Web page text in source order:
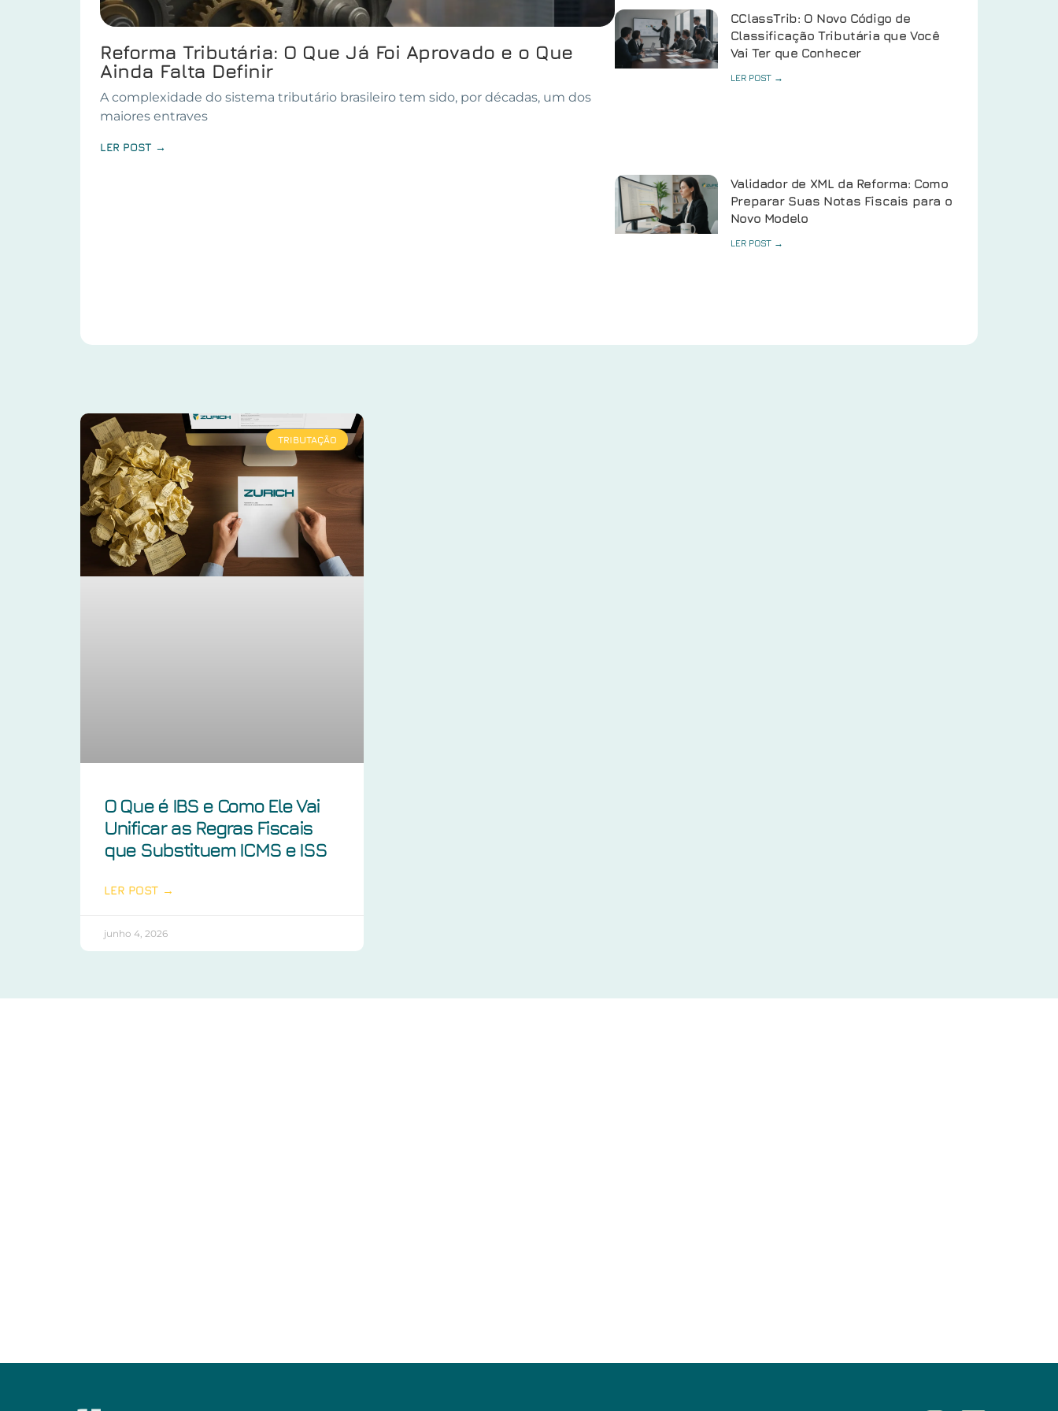
Reforma Tributária: O Que Já Foi Aprovado e o Que
Ainda Falta Definir
A complexidade do sistema tributário brasileiro tem sido, por décadas, um dos
maiores entraves
LER POST →
CClassTrib: O Novo Código de
Classificação Tributária que Você
Vai Ter que Conhecer
LER POST →
Validador de XML da Reforma: Como
Preparar Suas Notas Fiscais para o
Novo Modelo
LER POST →
TRIBUTAÇÃO
O Que é IBS e Como Ele Vai
Unificar as Regras Fiscais
que Substituem ICMS e ISS
LER POST →
junho 4, 2026